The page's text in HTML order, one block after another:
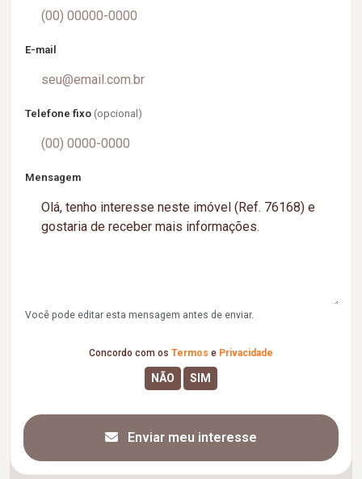
E-mail
Telefone fixo (opcional)
Mensagem
Você pode editar esta mensagem antes de enviar.
Concordo com os Termos e Privacidade
Enviar meu interesse